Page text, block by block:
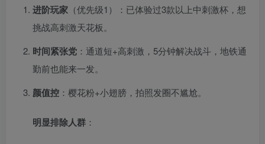
进阶玩家 （优先级1）：已体验过3款以上中刺激杯，想
挑战高刺激天花板。
时间紧张党 ：通道短+高刺激，5分钟解决战斗，地铁通
勤前也能来一发。
颜值控 ：樱花粉+小翅膀，拍照发圈不尴尬。
明显排除人群 ：